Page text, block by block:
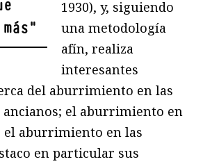
"
1930), y, siguiendo
una metodología
afín, realiza
interesantes
del aburrimiento en las
ancianos; el aburrimiento en
el aburrimiento en las
en particular sus